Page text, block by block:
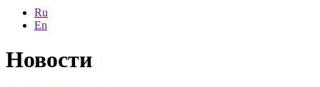
Ru
En
Новости